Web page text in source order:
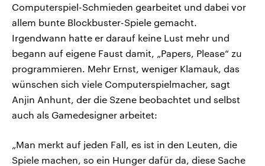
Computerspiel-Schmieden gearbeitet und dabei vor
allem bunte Blockbuster-Spiele gemacht.
Irgendwann hatte er darauf keine Lust mehr und
begann auf eigene Faust damit, „Papers, Please“ zu
programmieren. Mehr Ernst, weniger Klamauk, das
wünschen sich viele Computerspielmacher, sagt
Anjin Anhunt, der die Szene beobachtet und selbst
auch als Gamedesigner arbeitet:
„Man merkt auf jeden Fall, es ist in den Leuten, die
Spiele machen, so ein Hunger dafür da, diese Sache